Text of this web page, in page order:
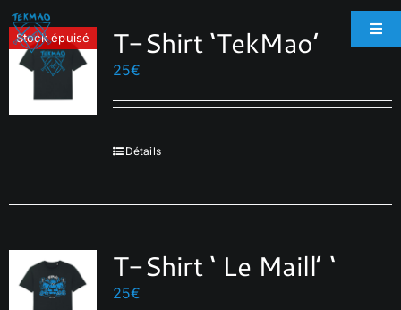
Passer
au
contenu
Biographie
Galerie
Stock épuisé T-Shirt ‘TekMao’
25€
Détails
T-Shirt ‘ Le Maill’ ‘
25€